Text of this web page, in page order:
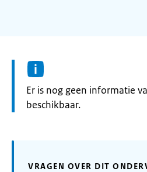
Informatie:
Er is nog geen informatie
beschikbaar.
VRAGEN OVER DIT